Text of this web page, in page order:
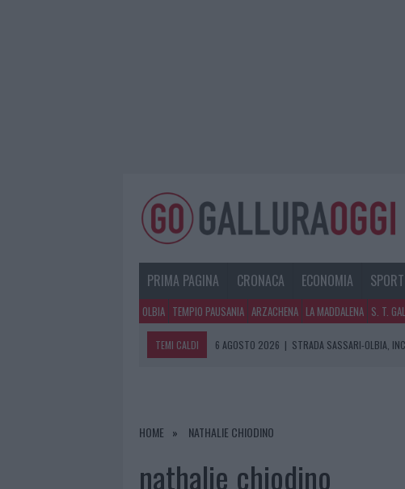
PRIMA PAGINA CRONACA ECONOMIA SPORT
OLBIA TEMPIO PAUSANIA ARZACHENA LA MADDALENA S. T.
TEMI CALDI 6 AGOSTO 2026 | STRADA SASSARI-OLBIA,
6 AGOSTO 2026 | ALLARME TRUFFE A BERCHIDDA, FALSI
HOME NATHALIE CHIODINO
nathalie chiodino